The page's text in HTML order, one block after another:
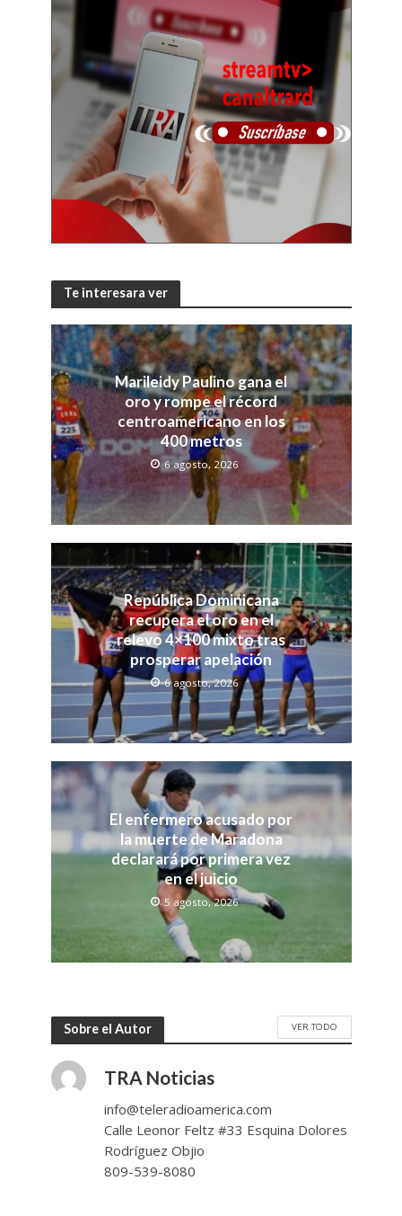
Te interesara ver
Marileidy Paulino gana el
oro y rompe el récord
centroamericano en los
400 metros
6 agosto, 2026
República Dominicana
recupera el oro en el
relevo 4×100 mixto tras
prosperar apelación
6 agosto, 2026
El enfermero acusado por
la muerte de Maradona
declarará por primera vez
en el juicio
5 agosto, 2026
Sobre el Autor VER TODO
TRA Noticias
info@teleradioamerica.com
Calle Leonor Feltz #33 Esquina Dolores
Rodríguez Objio
809-539-8080